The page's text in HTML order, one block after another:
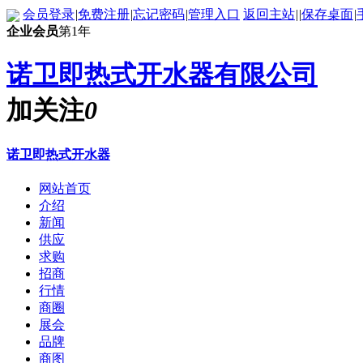
会员登录|免费注册|忘记密码|管理入口 返回主站||保存桌面|
企业会员第1年
诺卫即热式开水器有限公司
加关注0
诺卫即热式开水器
网站首页
介绍
新闻
供应
求购
招商
行情
商圈
展会
品牌
商图